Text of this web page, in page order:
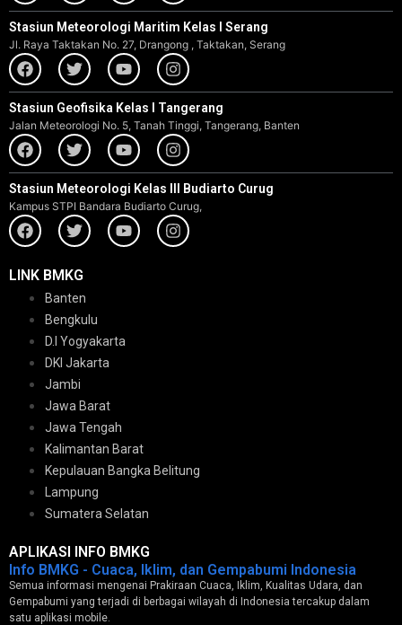
Stasiun Meteorologi Maritim Kelas I Serang
Jl. Raya Taktakan No. 27, Drangong , Taktakan, Serang
Stasiun Geofisika Kelas I Tangerang
Jalan Meteorologi No. 5, Tanah Tinggi, Tangerang, Banten
Stasiun Meteorologi Kelas III Budiarto Curug
Kampus STPI Bandara Budiarto Curug,
LINK BMKG
Banten
Bengkulu
D.I Yogyakarta
DKI Jakarta
Jambi
Jawa Barat
Jawa Tengah
Kalimantan Barat
Kepulauan Bangka Belitung
Lampung
Sumatera Selatan
APLIKASI INFO BMKG
Info BMKG - Cuaca, Iklim, dan Gempabumi Indonesia
Semua informasi mengenai Prakiraan Cuaca, Iklim, Kualitas Udara, dan
Gempabumi yang terjadi di berbagai wilayah di Indonesia tercakup dalam
satu aplikasi mobile.